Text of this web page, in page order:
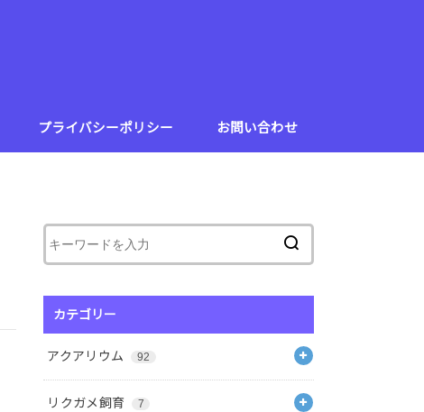
プライバシーポリシー お問い合わせ
カテゴリー
アクアリウム 92
リクガメ飼育 7